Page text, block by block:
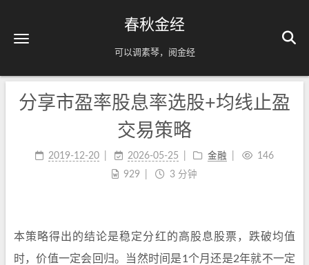
春秋金经
可以调素琴，阅金经
分享市盈率股息率选股+均线止盈
交易策略
2019-12-20 2026-05-25 金融
146
929
3 分钟
本策略得出的结论是稳定分红的高股息股票，跌破均值
时，价值一定会回归。当然时间是1个月还是2年就不一定